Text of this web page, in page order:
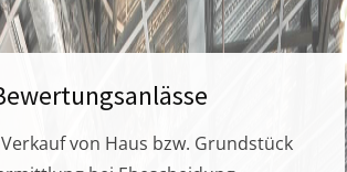
von Haus bzw. Grundstück